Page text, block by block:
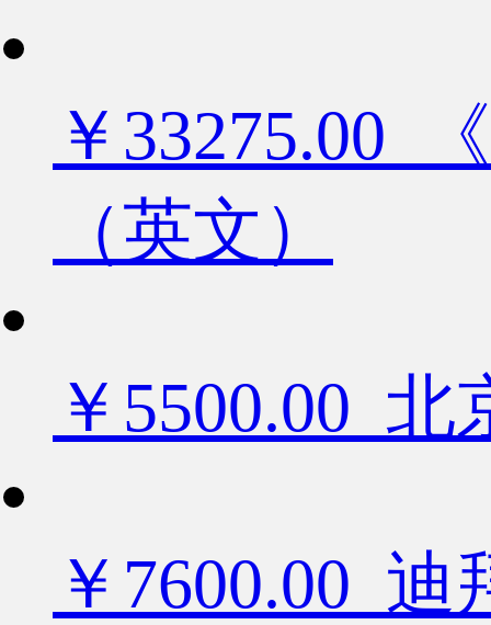
￥33275.00
（英文）
￥5500.00
￥7600.00